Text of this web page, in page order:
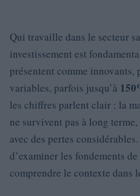
Qui travaille dans le secteur
investissement est
présentent comme innovants,
variables, parfois jusqu’à
les chiffres parlent clair : la
ne survivent pas à long
avec des pertes
d’examiner les fondements
comprendre le contexte dans